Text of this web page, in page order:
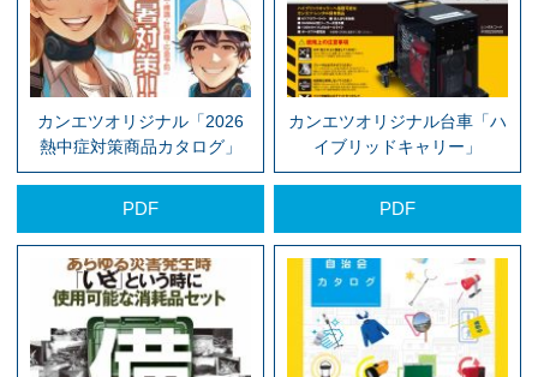
カンエツオリジナル「2026
熱中症対策商品カタログ」
PDF
カンエツオリジナル台車「ハ
イブリッドキャリー」
PDF